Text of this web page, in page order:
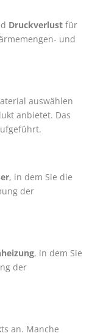
Druckverlust für
und
auswählen
anbietet. Das
, in dem Sie die
der
, in dem Sie
der
an. Manche